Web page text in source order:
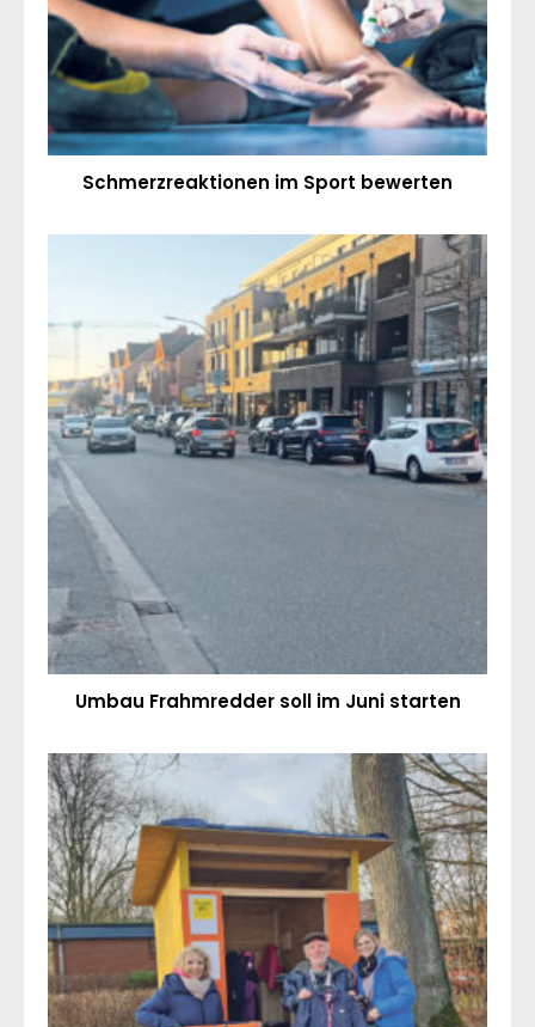
Schmerzreaktionen im Sport bewerten
Umbau Frahmredder soll im Juni starten